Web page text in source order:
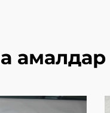
амалдар